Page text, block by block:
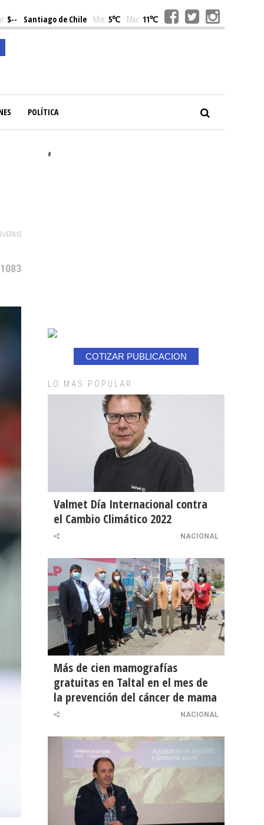
$-- Santiago de Chile Min: 5℃ Max: 11℃
POLÍTICA
#
COTIZAR PUBLICACION
LO MAS POPULAR
Valmet Día Internacional contra
el Cambio Climático 2022
NACIONAL
Más de cien mamografías
gratuitas en Taltal en el mes de
la prevención del cáncer de mama
NACIONAL